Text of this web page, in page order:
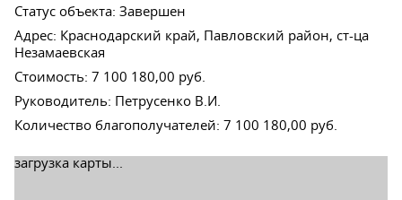
Статус объекта: Завершен
Адрес: Краснодарский край, Павловский район, ст-ца
Незамаевская
Стоимость: 7 100 180,00 руб.
Руководитель: Петрусенко В.И.
Количество благополучателей: 7 100 180,00 руб.
загрузка карты...